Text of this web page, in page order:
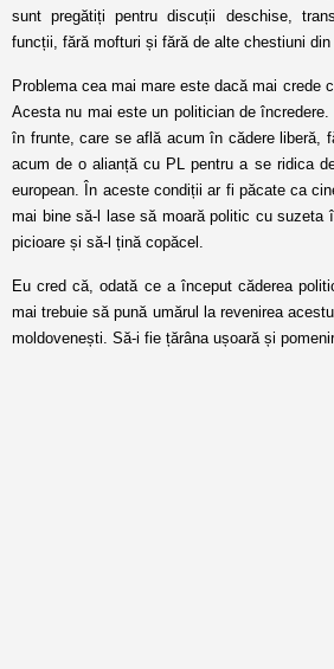
sunt pregătiți pentru discuții deschise,
funcții, fără mofturi și fără de alte chestiuni din
Problema cea mai mare este dacă mai crede
Acesta nu mai este un politician de
în frunte, care se află acum în cădere liberă,
acum de o alianță cu PL pentru a se ridica
european. În aceste condiții ar fi păcate ca
mai bine să-l lase să moară politic cu suzeta
picioare și să-l țină copăcel.
Eu cred că, odată ce a început căderea
mai trebuie să pună umărul la revenirea
moldovenești. Să-i fie țărâna ușoară și